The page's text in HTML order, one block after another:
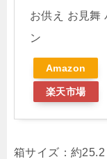
お供え お見舞
ン
Amazon
楽天市場
箱サイズ：約